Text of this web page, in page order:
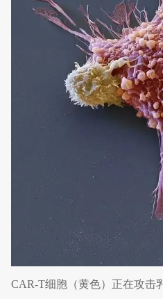
CAR-T细胞（黄色）正在攻击